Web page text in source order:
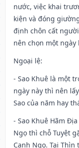
nước, việc khai
kiện và đóng
định chôn cất
nên chọn một ngày
Ngoại lệ:
- Sao Khuê là một
ngày này thì nên
Sao của năm hay
- Sao Khuê Hãm
Ngọ thì chỗ Tuyệt
Canh Ngọ. Tại Thìn